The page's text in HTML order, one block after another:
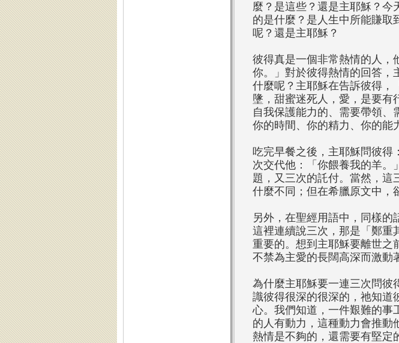
麼？是這些？還是主耶穌？今
的是什麼？是人生中所能賺取
呢？還是主耶穌？
彼得真是一個非常熱情的人，
你。」對於彼得熱情的回答，
什麼呢？主耶穌在告訴彼得，
墬，甜蜜迷死人，愛，是要有
自我保護能力的、需要帶領、
你的時間、你的精力、你的能
吃完早餐之後，主耶穌問彼得
次交代他：「你餵養我的羊。
題，又三次的託付。當然，這
什麼不同；但在希臘原文中，
另外，在聖經用語中，同樣的
這裡連續說三次，那是「鄭重
重要的。想到主耶穌要離世之
不禁為主愛的長闊高深而激動
為什麼主耶穌要一連三次問彼
識彼得很深的很深的，祂知道
心。我們知道，一件艱難的事
的人有動力，這種動力會推動
熱情是不夠的，還需要有堅定